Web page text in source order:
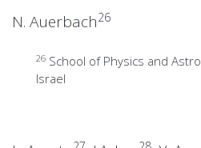
N. Auerbach26
26 School of Physics and
Israel